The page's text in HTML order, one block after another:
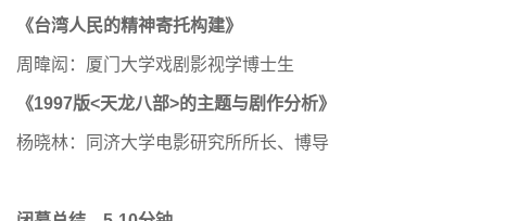
《台湾人民的精神寄托构建》
周暐闳：厦门大学戏剧影视学博士生
《1997版<天龙八部>的主题与剧作分析》
杨晓林：同济大学电影研究所所长、博导